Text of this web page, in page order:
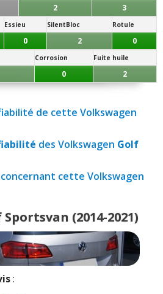
2 3
Essieu SilentBloc Rotule
0 2 0
Corrosion Fuite huile
0 2
de cette Volkswagen
des Volkswagen Golf
concernant cette Volkswagen
(2014-2021)
: